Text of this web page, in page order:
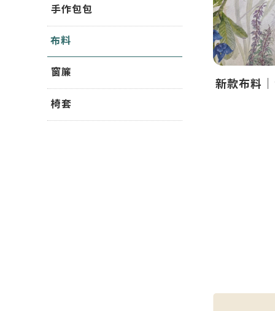
手作包包
布料
窗簾
椅套
新款布料